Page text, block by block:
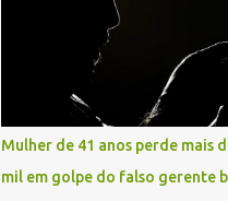
complexidade que atendem
apenas do município, mas
diversas cidades do entorno,
significativamente a
gestão sobre o Sistema Único de
(SUS). Nos últimos anos, o
tem ampliado investimentos
Mulher de 41 anos perde mais
mil em golpe do falso gerente